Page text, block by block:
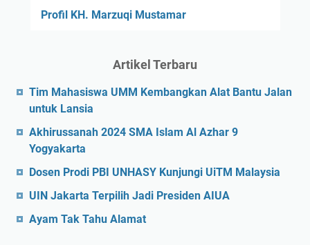
Profil KH. Marzuqi Mustamar
Artikel Terbaru
Tim Mahasiswa UMM Kembangkan Alat Bantu Jalan
untuk Lansia
Akhirussanah 2024 SMA Islam Al Azhar 9
Yogyakarta
Dosen Prodi PBI UNHASY Kunjungi UiTM Malaysia
UIN Jakarta Terpilih Jadi Presiden AIUA
Ayam Tak Tahu Alamat